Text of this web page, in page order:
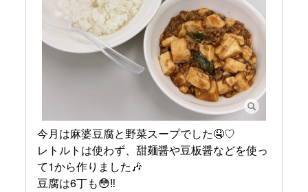
今月は麻婆豆腐と野菜スープでした🤤♡
レトルトは使わず、甜麺醤や豆板醤などを使っ
て1から作りました🎶
豆腐は6丁も😳‼︎